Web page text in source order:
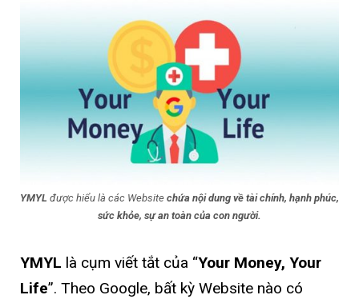
YMYL được hiểu là các Website chứa nội dung về tài chính, hạnh phúc,
sức khỏe, sự an toàn của con người.
YMYL là cụm viết tắt của “Your Money, Your
Life”. Theo Google, bất kỳ Website nào có